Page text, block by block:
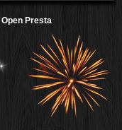
Open Presta